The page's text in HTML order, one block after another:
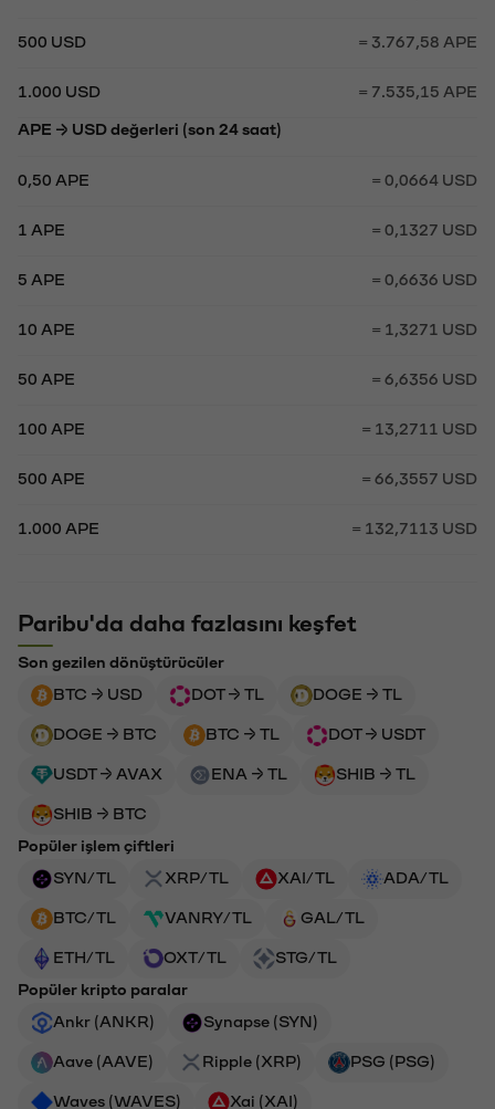
500 USD = 3.767,58 APE
1.000 USD = 7.535,15 APE
APE → USD değerleri (son 24 saat)
0,50 APE = 0,0664 USD
1 APE = 0,1327 USD
5 APE = 0,6636 USD
10 APE = 1,3271 USD
50 APE = 6,6356 USD
100 APE = 13,2711 USD
500 APE = 66,3557 USD
1.000 APE = 132,7113 USD
Paribu'da daha fazlasını keşfet
Son gezilen dönüştürücüler
BTC → USD
DOT → TL DOGE → TL
DOGE → BTC BTC → TL DOT → USDT
USDT → AVAX ENA → TL SHIB → TL
SHIB → BTC
Popüler işlem çiftleri
SYN/TL
XRP/TL XAI/TL ADA/TL
BTC/TL VANRY/TL GAL/TL
ETH/TL OXT/TL
STG/TL
Popüler kripto paralar
Ankr (ANKR)
Synapse (SYN)
Aave (AAVE) Ripple (XRP) PSG (PSG)
Waves (WAVES) Xai (XAI)